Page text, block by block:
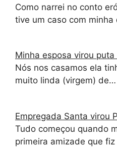
Como narrei no conto
tive um caso com
Minha esposa virou puta
Nós nos casamos ela
muito linda (virgem) de…
Empregada Santa virou
Tudo começou quando
primeira amizade que